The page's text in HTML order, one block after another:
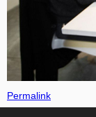
Permalink